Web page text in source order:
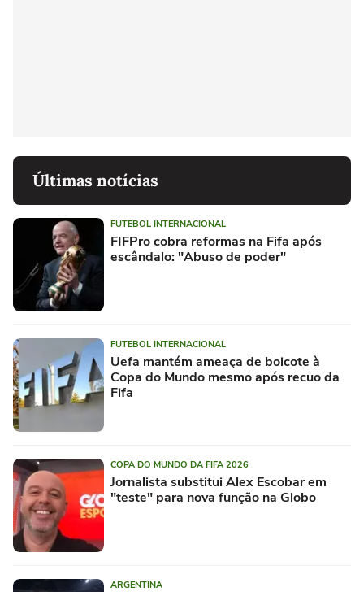
Últimas notícias
FUTEBOL INTERNACIONAL
FIFPro cobra reformas na Fifa após
escândalo: "Abuso de poder"
FUTEBOL INTERNACIONAL
Uefa mantém ameaça de boicote à
Copa do Mundo mesmo após recuo da
Fifa
COPA DO MUNDO DA FIFA 2026
Jornalista substitui Alex Escobar em
"teste" para nova função na Globo
ARGENTINA